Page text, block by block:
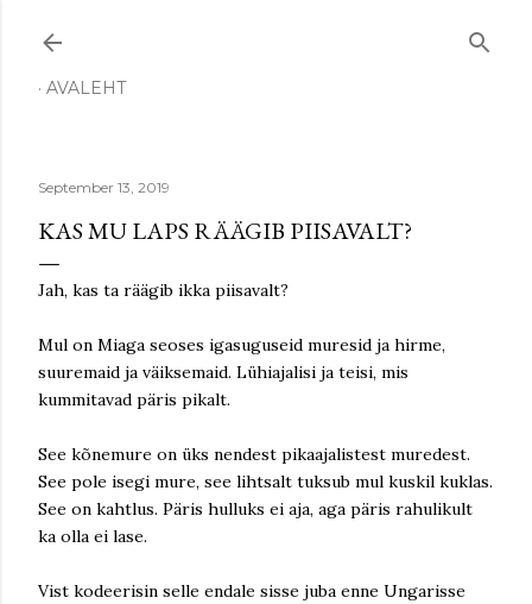
AVALEHT
September 13, 2019
KAS MU LAPS RÄÄGIB PIISAVALT?
Jah, kas ta räägib ikka piisavalt?
Mul on Miaga seoses igasuguseid muresid ja hirme,
suuremaid ja väiksemaid. Lühiajalisi ja teisi, mis
kummitavad päris pikalt.
See kõnemure on üks nendest pikaajalistest muredest.
See pole isegi mure, see lihtsalt tuksub mul kuskil kuklas.
See on kahtlus. Päris hulluks ei aja, aga päris rahulikult
ka olla ei lase.
Vist kodeerisin selle endale sisse juba enne Ungarisse